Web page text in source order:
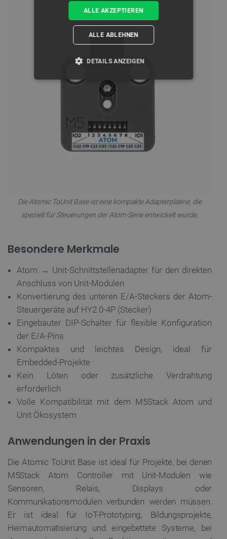
Die Atomic ToUnit Base ist eine kompakte Adapterplatine, die
speziell für Steuerungen der Atom-Serie entwickelt wurde.
Besondere Merkmale
Atom → Unit-Schnittstellenadapter für den direkten
Anschluss von Unit-Modulen
Konvertierung des unteren E/A-Steckers der Atom-
Steuergeräte auf HY2.0-4P (Stecker)
Eingebauter DIP-Schalter für flexible Konfiguration
der E/A-Pins
Kompaktes und leichtes Design, ideal für
Embedded-Projekte
Kein Löten oder zusätzliche Verdrahtung
erforderlich
Volle Kompatibilität mit dem M5Stack Atom und
Unit Ökosystem
Anwendungen in der Praxis
Die Atomic ToUnit Base ist ideal für Projekte, bei denen
M5Stack Atom Controller mit Unit-Modulen wie
Sensoren, Relais, Displays oder
Kommunikationsmodulen verbunden werden müssen.
Er ist ideal für IoT-Prototyping, Bildungsprojekte,
Heimautomatisierung und eingebettete Systeme, bei
ALLE AKZEPTIEREN
ALLE ABLEHNEN
DETAILS ANZEIGEN
UNBEDINGT ERFORDERLICH
PERFORMANCE
TARGETING
Unbedingt erforderlich Performance
Targeting Funktionalität
wesentliche Kernfunktionen der Website wie die
Benutzeranmeldung und die Kontoverwaltung.
die Website nicht ordnungsgemäß verwendet
Name
Anbieter
Domäne
VISITOR_PRIVACY_METADATA
.youtube.com
PrestaShop-[abcdef0123456789]{32} .botland.de
Datenschutzerklärung von Google